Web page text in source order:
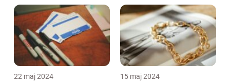
22 maj 2024 15 maj 2024